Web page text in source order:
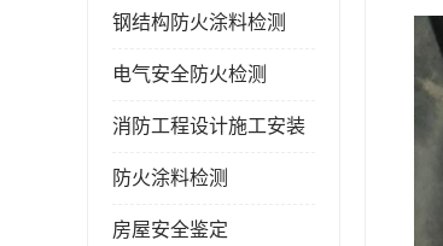
钢结构防火涂料检测
电气安全防火检测
消防工程设计施工安装
防火涂料检测
房屋安全鉴定